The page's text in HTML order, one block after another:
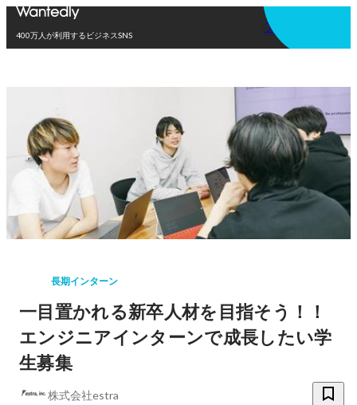
400万人が利用するビジネスSNS
アプリを使う
長期インターン
一目置かれる新卒人材を目指そう！！
エンジニアインターンで成長したい学
生募集
株式会社estra